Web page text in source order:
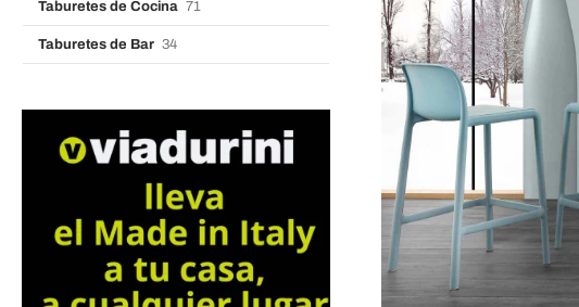
Taburetes de Cocina 71
Taburetes de Bar 34